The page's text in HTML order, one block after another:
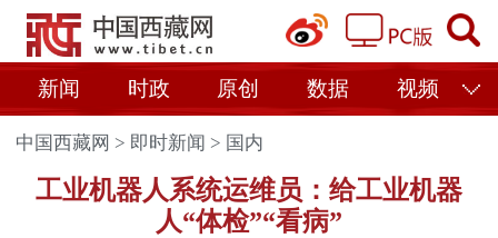
新闻 时政 原创 数据 视频
中国西藏网 > 即时新闻 > 国内
工业机器人系统运维员：给工业机器
人“体检”“看病”